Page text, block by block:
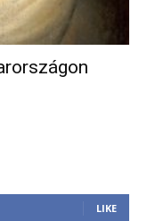
LIKE